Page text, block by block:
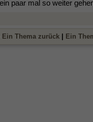
paar mal so weiter
Ein Thema zurück Ein